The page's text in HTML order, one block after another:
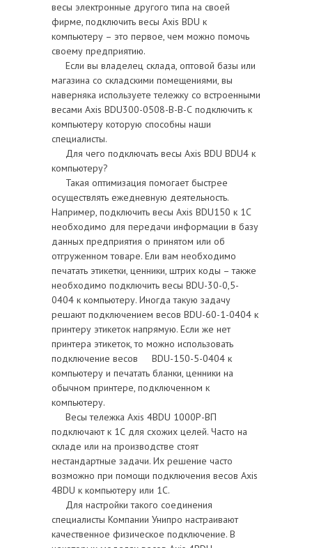
весы электронные другого типа на своей
фирме, подключить весы Axis BDU к
компьютеру – это первое, чем можно помочь
своему предприятию.
Если вы владелец склада, оптовой базы или
магазина со складскими помещениями, вы
наверняка используете тележку со встроенными
весами Axis BDU300-0508-В-В-С подключить к
компьютеру которую способны наши
специалисты.
Для чего подключать весы Axis BDU BDU4 к
компьютеру?
Такая оптимизация помогает быстрее
осуществлять ежедневную деятельность.
Например, подключить весы Axis BDU150 к 1С
необходимо для передачи информации в базу
данных предприятия о принятом или об
отгруженном товаре. Ели вам необходимо
печатать этикетки, ценники, штрих коды – также
необходимо подключить весы BDU-30-0,5-
0404 к компьютеру. Иногда такую задачу
решают подключением весов BDU-60-1-0404 к
принтеру этикеток напрямую. Если же нет
принтера этикеток, то можно использовать
подключение весов BDU-150-5-0404 к
компьютеру и печатать бланки, ценники на
обычном принтере, подключенном к
компьютеру.
Весы тележка Axis 4BDU 1000P-BП
подключают к 1С для схожих целей. Часто на
складе или на производстве стоят
нестандартные задачи. Их решение часто
возможно при помощи подключения весов Axis
4BDU к компьютеру или 1С.
Для настройки такого соединения
специалисты Компании Унипро настраивают
качественное физическое подключение. В